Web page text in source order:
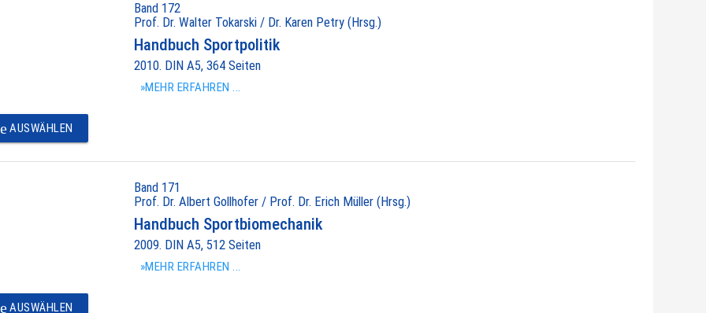
Band 172
Prof. Dr. Walter Tokarski / Dr. Karen Petry (Hrsg.)
Handbuch Sportpolitik
2010. DIN A5, 364 Seiten
»MEHR ERFAHREN ...
AUSWÄHLEN
Band 171
Prof. Dr. Albert Gollhofer / Prof. Dr. Erich Müller (Hrsg.)
Handbuch Sportbiomechanik
2009. DIN A5, 512 Seiten
»MEHR ERFAHREN ...
AUSWÄHLEN